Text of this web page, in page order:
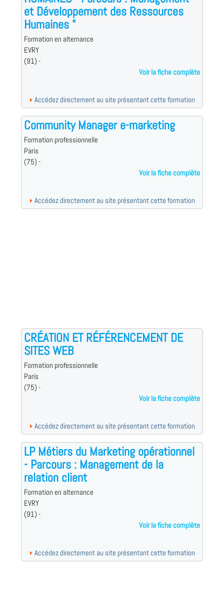
et Développement des Ressources
Humaines "
Formation en alternance
EVRY
(91) -
Voir la fiche complète
Accédez directement au site présentant cette formation
Community Manager e-marketing
Formation professionnelle
Paris
(75) -
Voir la fiche complète
Accédez directement au site présentant cette formation
CRÉATION ET RÉFÉRENCEMENT DE
SITES WEB
Formation professionnelle
Paris
(75) -
Voir la fiche complète
Accédez directement au site présentant cette formation
LP Métiers du Marketing opérationnel
- Parcours : Management de la
relation client
Formation en alternance
EVRY
(91) -
Voir la fiche complète
Accédez directement au site présentant cette formation